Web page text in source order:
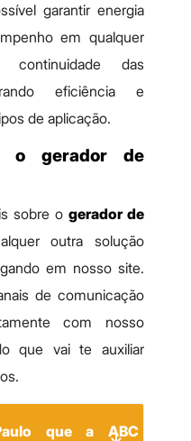
garantir energia
em qualquer
das
eficiência e
de aplicação.
o gerador de
sobre o gerador de
outra solução
em nosso site.
de comunicação
com nosso
que vai te auxiliar
que a ABC